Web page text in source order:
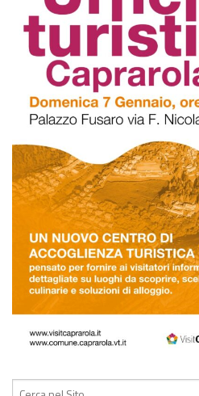
Cerca: